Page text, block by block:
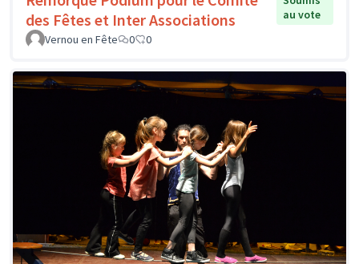
des Fêtes et Inter Associations
au vote
Vernou en Fête
0 0